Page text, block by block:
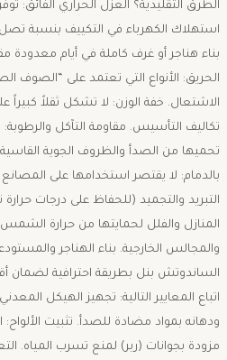
الطرق التقليدية؟ ​العزل الحراري الفائق:
بناء هناجر أو غرف كاملة في أيام معدودة
الحريق: الأنواع التي تعتمد على “الصوف
الاشتعال. خفة الوزن: لا تشكل ثقلاً كبيراً
تكاليف التأسيس. مقاومة التآكل والرطوبة:
تحميها من الصدأ والظروف الجوية
بالدمام: ​لا يقتصر استخدامها على
المنازل والفلل لحمايتها من حرارة
والمجالس الخارجية. ​بناء الهناجر
الساندوتش بنل بطريقة احترافية ​لضمان
اتباع المعايير التالية: ​تجهيز الهيكل
ودهانه بمواد مضادة للصدأ. تثبيت
مزودة بجوانات (ربر) لمنع تسرب المياه.